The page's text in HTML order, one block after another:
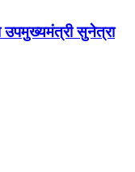
उपमुख्यमंत्री सुनेत्रा